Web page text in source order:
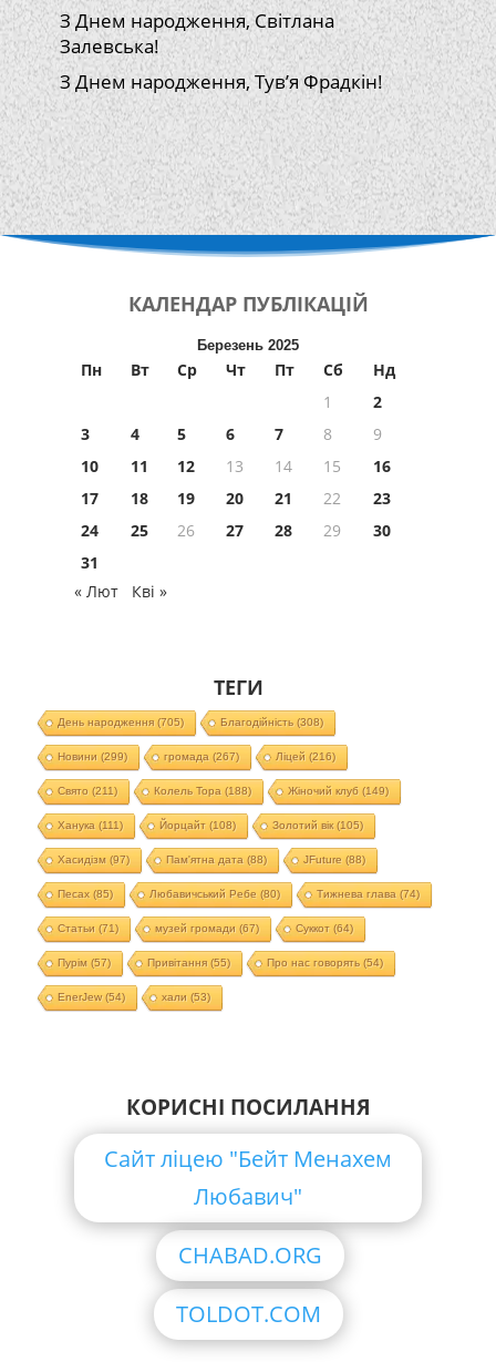
З Днем народження, Світлана
Залевська!
З Днем народження, Тув’я Фрадкін!
КАЛЕНДАР ПУБЛІКАЦІЙ
Березень 2025
Пн Вт Ср Чт Пт Сб
Нд
1
2
3
4 5 6 7 8
9
10
11 12 13 14 15
16
17
18 19 20 21 22
23
24
25 26 27 28 29
30
31
« Лют
Кві »
ТЕГИ
День народження(705) Благодійність(308)
Новини (299) громада (267) Ліцей (216)
Свято (211) Колель Тора (188) Жіночий клуб (149)
Ханука (111) Йорцайт (108) Золотий вік(105)
Хасидізм (97) Пам'ятна дата (88) JFuture (88)
Песах(85) Любавичський Ребе (80) Тижнева глава (74)
Статьи (71) музей громади (67) Суккот (64)
Пурім (57) Привітання(55) Про нас говорять(54)
EnerJew(54) хали (53)
КОРИСНІ ПОСИЛАННЯ
Сайт ліцею "Бейт Менахем
Любавич"
CHABAD.ORG
TOLDOT.COM